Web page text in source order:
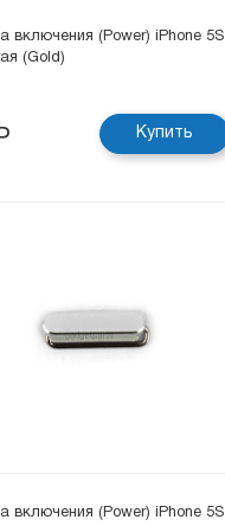
включения (Power) iPhone 5S
(Gold)
Купить
включения (Power) iPhone 5S